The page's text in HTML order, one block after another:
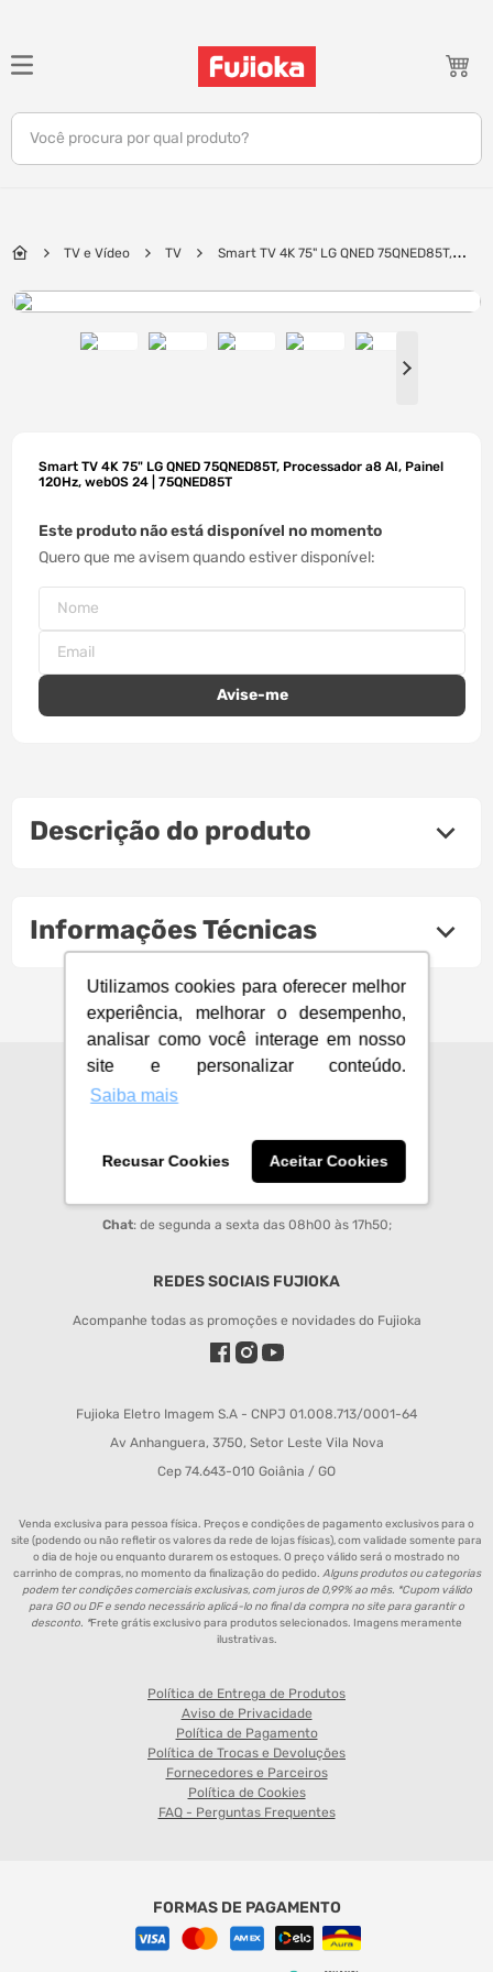
Utilizamos cookies para oferecer melhor
experiência, melhorar o desempenho,
analisar como você interage em nosso
site e personalizar conteúdo.
Saiba mais
Recusar Cookies Aceitar Cookies
Você procura por qual produto?
TV e Vídeo TV
Smart TV 4K 75" LG QNED 75QNED85T,
Smart TV 4K 75" LG QNED 75QNED85T, Processador a8 AI, Painel
120Hz, webOS 24 | 75QNED85T
Este produto não está disponível no momento
Quero que me avisem quando estiver disponível
Descrição do produto
Informações Técnicas
CENTRAL DE ATENDIMENTO
sac@fujioka.inf.br
Horário de Atendimento:
Chat: de segunda a sexta das 08h00 às 17h50;
REDES SOCIAIS FUJIOKA
Acompanhe todas as promoções e novidades do Fujioka
Fujioka Eletro Imagem S.A - CNPJ 01.008.713/0001-64
Av Anhanguera, 3750, Setor Leste Vila Nova
Cep 74.643-010 Goiânia / GO
Venda exclusiva para pessoa física. Preços e condições de pagamento exclusivos para o
site (podendo ou não refletir os valores da rede de lojas físicas), com validade somente para
o dia de hoje ou enquanto durarem os estoques. O preço válido será o mostrado no
carrinho de compras, no momento da finalização do pedido. Alguns produtos ou categorias
podem ter condições comerciais exclusivas, com juros de 0,99% ao mês. *Cupom válido
para GO ou DF e sendo necessário aplicá-lo no final da compra no site para garantir o
desconto. *Frete grátis exclusivo para produtos selecionados. Imagens meramente
ilustrativas.
Política de Entrega de Produtos
Aviso de Privacidade
Política de Pagamento
Política de Trocas e Devoluções
Fornecedores e Parceiros
Política de Cookies
FAQ - Perguntas Frequentes
FORMAS DE PAGAMENTO
TERMOS MAIS BUSCADOS
1º
notebook
5º
jbl
ar condicionado
10º caixa som